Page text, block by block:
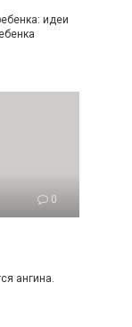
идеи
0
ангина.